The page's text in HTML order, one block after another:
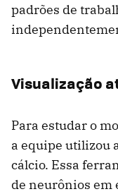
padrões de
Visualização
Para estudar o
a equipe utilizou
cálcio. Essa
de neurônios em